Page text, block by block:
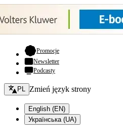
Promocje- otwiera się w nowej karcie
Newsletter
Podcasty
Zmień język - bieżący:
PL Zmień język strony
English (EN)
Українська (UA)